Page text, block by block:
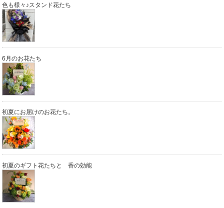
色も様々♪スタンド花たち
6月のお花たち
初夏にお届けのお花たち。
初夏のギフト花たちと 香の効能